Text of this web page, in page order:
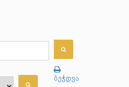
ბეჭდვა